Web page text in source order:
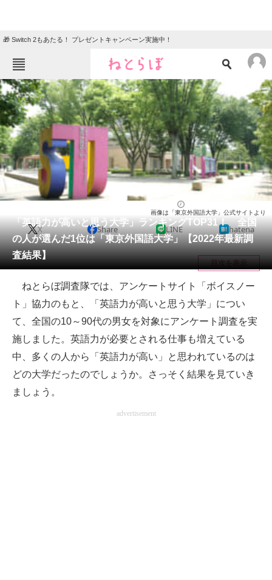
🎁 Switch 2もあたる！ プレゼントキャンペーン実施中！
ねとらぼメニュー
TOP ニュース
エンタメ クイズ
グルメ 地域
住まい 教育・育児
リサーチ
会員記事
メディア
注目記事を集めた総合ページ
ITの今と未来を見通す
スマホと通信の最新トレンド
進化するPCとデバイスの未来
好きが集まる 比べて選べる
「英語力が高いと思う大学」ランキングTOP31！ 全国
の人が選んだ1位は「東京外国語大学」【2022年最新調
査結果】
画像は「東京外国語大学」公式サイトより
X Share LINE hatena
目次を表示
ねとらぼ調査隊では、アンケートサイト「ボイスノー
ト」協力のもと、「英語力が高いと思う大学」につい
て、全国の10～90代の男女を対象にアンケート調査を実
施しました。英語力が必要とされる仕事も増えている
中、多くの人から「英語力が高い」と思われているのは
どの大学だったのでしょうか。さっそく結果を見ていき
ましょう。
advertisement